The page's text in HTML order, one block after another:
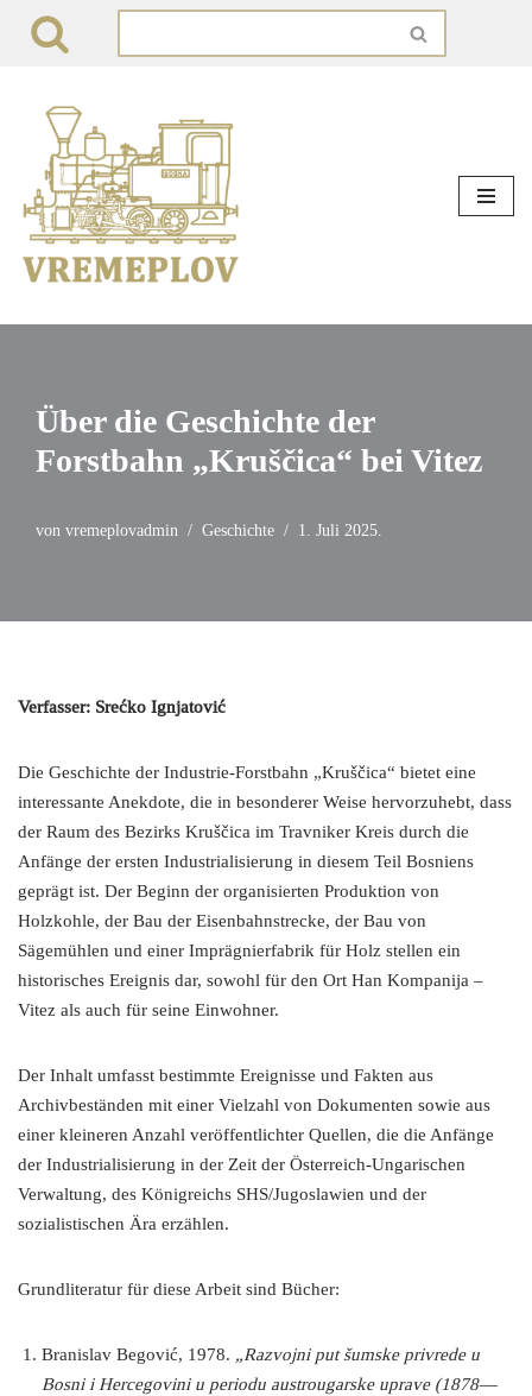
springen
Über die Geschichte der
Forstbahn „Kruščica“ bei Vitez
von vremeplovadmin Geschichte 1. Juli 2025.
Verfasser: Srećko Ignjatović
Die Geschichte der Industrie-Forstbahn „Kruščica“ bietet eine
interessante Anekdote, die in besonderer Weise hervorzuhebt, dass
der Raum des Bezirks Kruščica im Travniker Kreis durch die
Anfänge der ersten Industrialisierung in diesem Teil Bosniens
geprägt ist. Der Beginn der organisierten Produktion von
Holzkohle, der Bau der Eisenbahnstrecke, der Bau von
Sägemühlen und einer Imprägnierfabrik für Holz stellen ein
historisches Ereignis dar, sowohl für den Ort Han Kompanija –
Vitez als auch für seine Einwohner.
Der Inhalt umfasst bestimmte Ereignisse und Fakten aus
Archivbeständen mit einer Vielzahl von Dokumenten sowie aus
einer kleineren Anzahl veröffentlichter Quellen, die die Anfänge
der Industrialisierung in der Zeit der Österreich-Ungarischen
Verwaltung, des Königreichs SHS/Jugoslawien und der
sozialistischen Ära erzählen.
Grundliteratur für diese Arbeit sind Bücher:
Branislav Begović, 1978. „Razvojni put šumske privrede u
Bosni i Hercegovini u periodu austrougarske uprave (1878—